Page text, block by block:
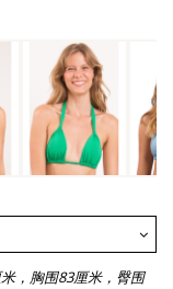
，胸围83厘米，臀围